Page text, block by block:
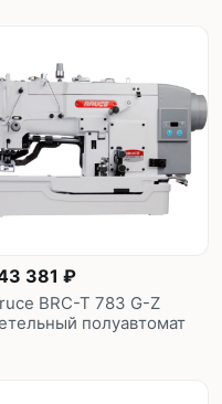
381 ₽
BRC-T 783 G-Z
полуавтомат